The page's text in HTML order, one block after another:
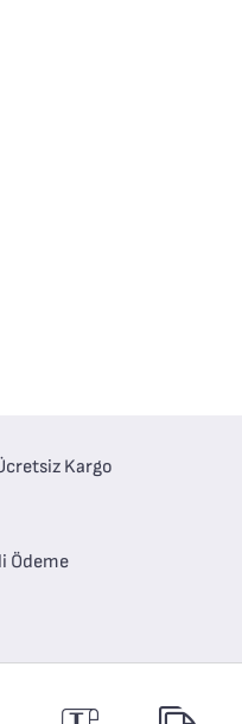
Kargo
Ödeme